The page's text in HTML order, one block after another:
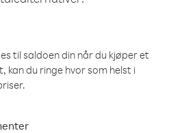
til saldoen din når du kjøper et
kan du ringe hvor som helst i